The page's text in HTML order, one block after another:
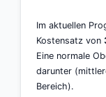
Im aktuellen
Kostensatz von
Eine normale
darunter
Bereich).